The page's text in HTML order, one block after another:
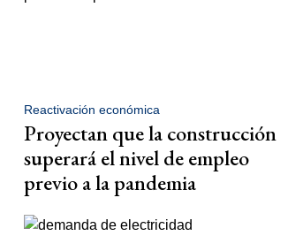
Reactivación económica
Proyectan que la construcción
superará el nivel de empleo
previo a la pandemia